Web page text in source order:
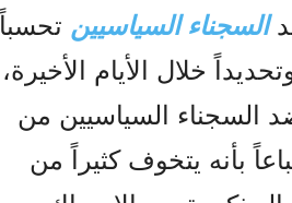
السجناء السياسيين تحسباً
خلال الأيام الأخيرة،
السجناء السياسيين من
بأنه يتخوف كثيراً من